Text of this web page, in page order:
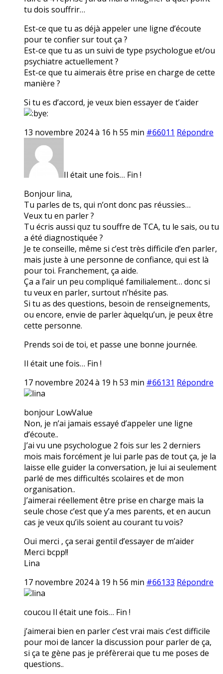
tu dois souffrir…
Est-ce que tu as déjà appeler une ligne d’écoute
pour te confier sur tout ça ?
Est-ce que tu as un suivi de type psychologue et/ou
psychiatre actuellement ?
Est-ce que tu aimerais être prise en charge de cette
manière ?
Si tu es d’accord, je veux bien essayer de t’aider
13 novembre 2024 à 16 h 55 min #66011 Répondre
Il était une fois… Fin !
Bonjour lina,
Tu parles de ts, qui n’ont donc pas réussies…
Veux tu en parler ?
Tu écris aussi quz tu souffre de TCA, tu le sais, ou tu
a été diagnostiquée ?
Je te conseille, même si c’est très difficile d’en parler,
mais juste à une personne de confiance, qui est là
pour toi. Franchement, ça aide.
Ça a l’air un peu compliqué familialement… donc si
tu veux en parler, surtout n’hésite pas.
Si tu as des questions, besoin de renseignements,
ou encore, envie de parler àquelqu’un, je peux être
cette personne.
Prends soi de toi, et passe une bonne journée.
Il était une fois… Fin !
17 novembre 2024 à 19 h 53 min #66131 Répondre
lina
bonjour LowValue
Non, je n’ai jamais essayé d’appeler une ligne
d’écoute..
J’ai vu une psychologue 2 fois sur les 2 derniers
mois mais forcément je lui parle pas de tout ça, je la
laisse elle guider la conversation, je lui ai seulement
parlé de mes difficultés scolaires et de mon
organisation..
J’aimerai réellement être prise en charge mais la
seule chose c’est que y’a mes parents, et en aucun
cas je veux qu’ils soient au courant tu vois?
Oui merci , ça serai gentil d’essayer de m’aider
Merci bcpp!!
Lina
17 novembre 2024 à 19 h 56 min #66133 Répondre
lina
coucou Il était une fois… Fin !
j’aimerai bien en parler c’est vrai mais c’est difficile
pour moi de lancer la discussion pour parler de ça,
si ça te gène pas je préfèrerai que tu me poses de
questions..